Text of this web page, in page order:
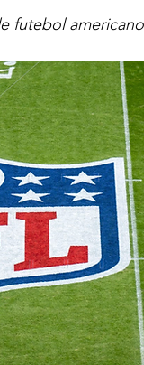
futebol